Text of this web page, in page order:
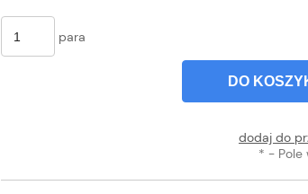
para
DO
dodaj do
* - Pole